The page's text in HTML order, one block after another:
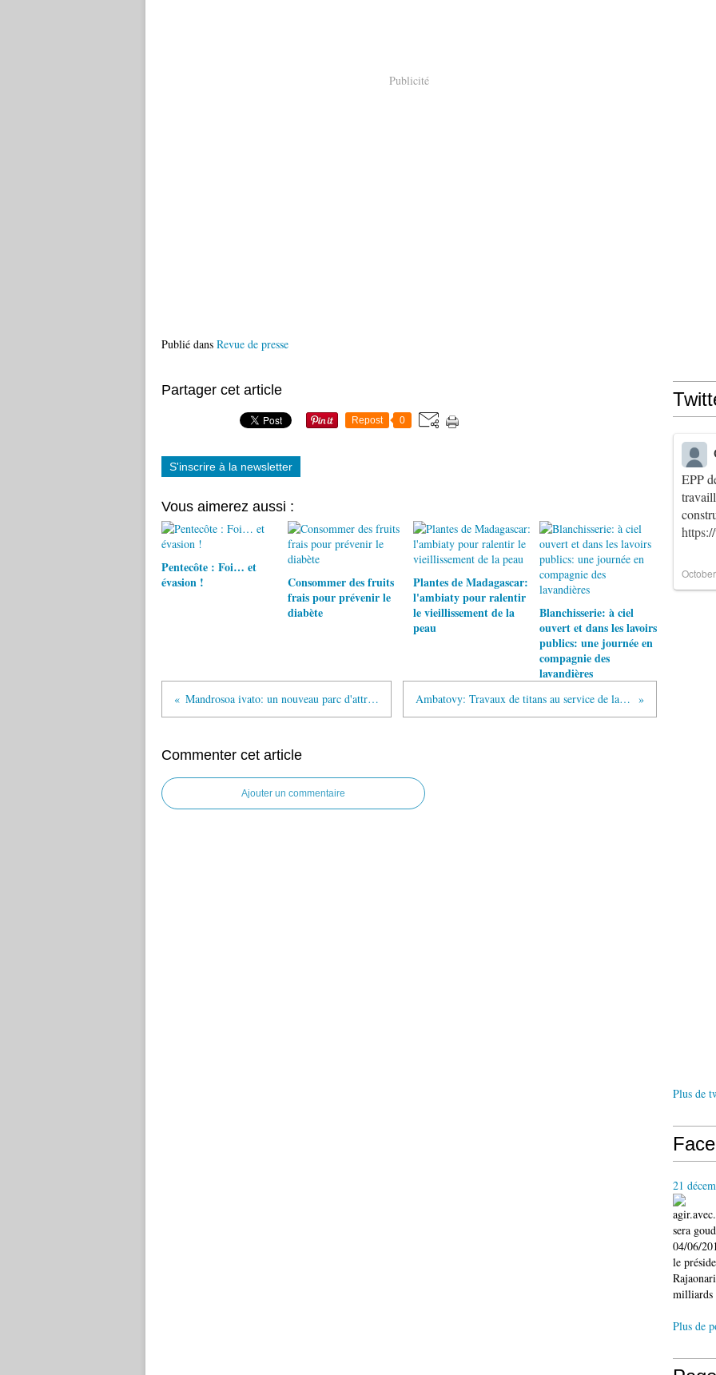
Publicité
Publié dans Revue de presse
Partager cet article
Repost 0
S'inscrire à la newsletter
Vous aimerez aussi :
Pentecôte : Foi… et
évasion !
Consommer des fruits
frais pour prévenir le
diabète
Plantes de Madagascar:
l'ambiaty pour ralentir
le vieillissement de la
peau
Blanchisserie: à ciel
ouvert et dans les lavoirs
publics: une journée en
compagnie des
lavandières
Mandrosoa ivato: un nouveau parc d'attraction Ambatovy: Travaux de titans au service de la nature
Commenter cet article
Ajouter un commentaire
EPP
Plus de
21
sera
04/06/
le
milliards
Plus de